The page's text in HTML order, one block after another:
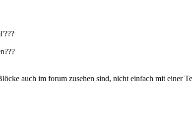
auch im forum zusehen sind, nicht einfach mit einer